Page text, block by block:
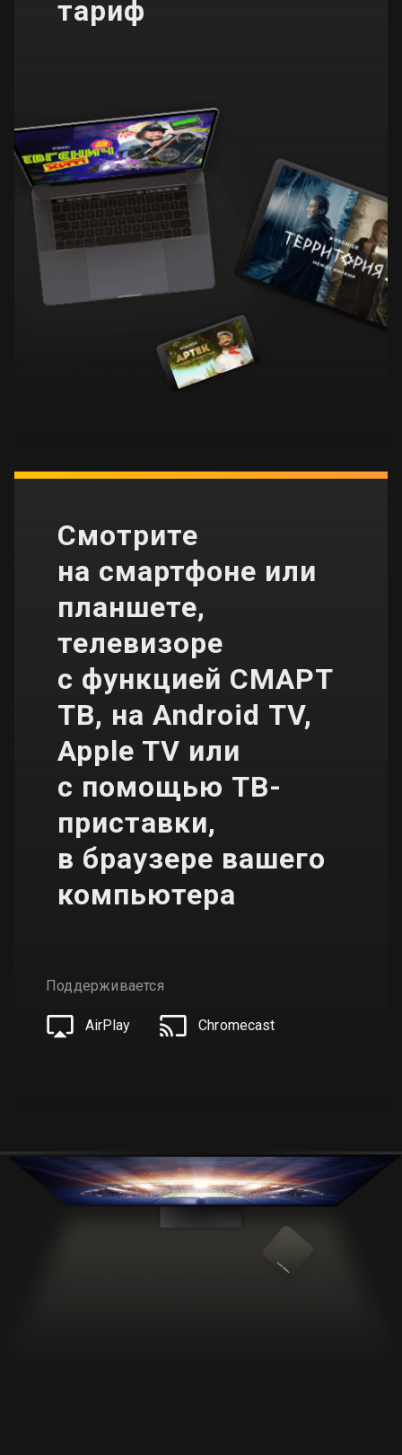
тариф
Смотрите
на смартфоне или
планшете,
телевизоре
с функцией СМАРТ
ТВ, на Android TV,
Apple TV или
с помощью ТВ-
приставки,
в браузере вашего
компьютера
Поддерживается
AirPlay Chromecast